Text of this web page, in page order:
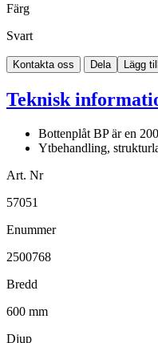
Färg
Svart
Kontakta oss Dela Lägg
Teknisk
Bottenplåt BP är en
Ytbehandling,
Art. Nr
57051
Enummer
2500768
Bredd
600 mm
Djup